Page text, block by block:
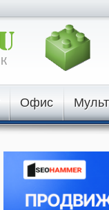
Офис